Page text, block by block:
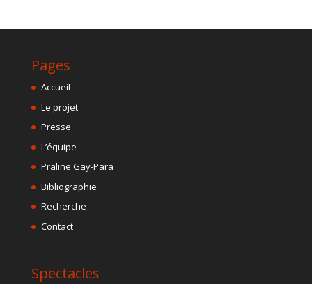
Pages
Accueil
Le projet
Presse
L’équipe
Praline Gay-Para
Bibliographie
Recherche
Contact
Spectacles